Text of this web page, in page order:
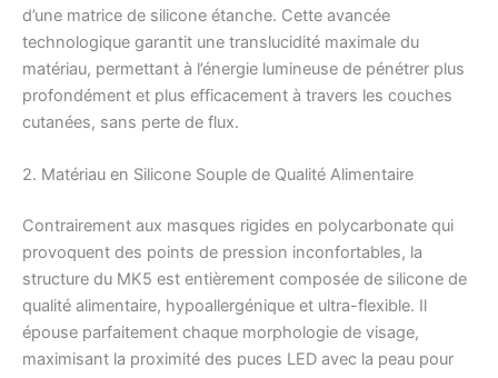
d’une matrice de silicone étanche. Cette avancée
technologique garantit une translucidité maximale du
matériau, permettant à l’énergie lumineuse de pénétrer plus
profondément et plus efficacement à travers les couches
cutanées, sans perte de flux.
2. Matériau en Silicone Souple de Qualité Alimentaire
Contrairement aux masques rigides en polycarbonate qui
provoquent des points de pression inconfortables, la
structure du MK5 est entièrement composée de silicone de
qualité alimentaire, hypoallergénique et ultra-flexible. Il
épouse parfaitement chaque morphologie de visage,
maximisant la proximité des puces LED avec la peau pour